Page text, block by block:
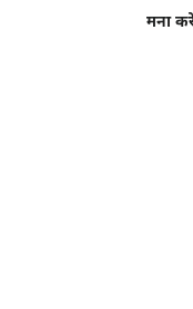
मना